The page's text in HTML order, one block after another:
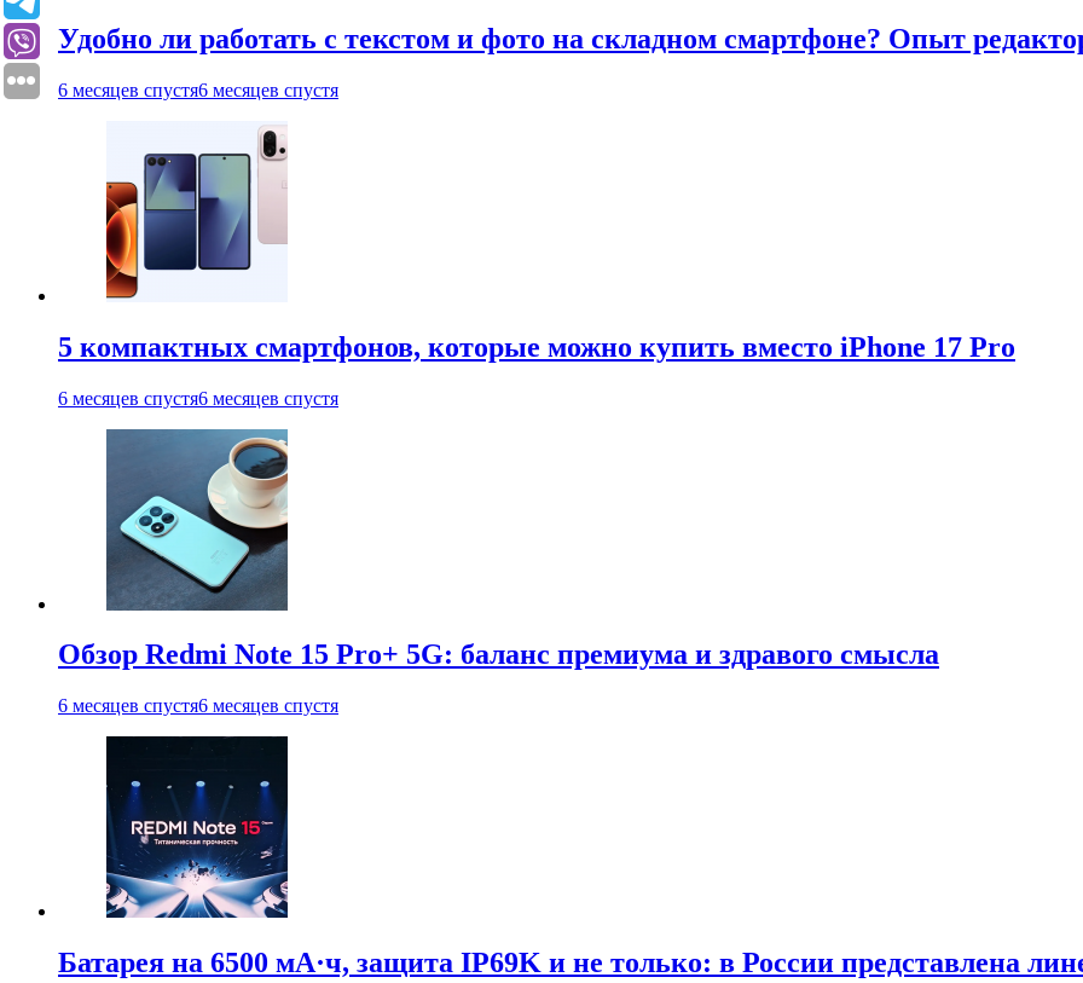
Удобно ли работать с текстом и фото на складном смартфоне? Опыт
6 месяцев спустя6 месяцев спустя
5 компактных смартфонов, которые можно купить вместо iPhone 17 Pro
6 месяцев спустя6 месяцев спустя
Обзор Redmi Note 15 Pro+ 5G: баланс премиума и здравого смысла
6 месяцев спустя6 месяцев спустя
Батарея на 6500 мА·ч, защита IP69K и не только: в России представлена